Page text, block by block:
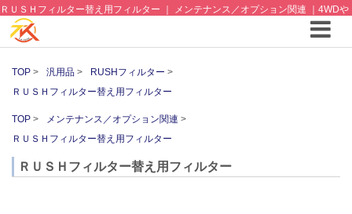
ＲＵＳＨフィルター替え用フィルター ｜ メンテナンス／オプション関連 ｜4WDや
SUVのカスタム パーツと12vクーラーから 車中泊/キャンピング部品までご提案の
T.K TECH 埼玉
TOP 汎用品
RUSHフィルター
ＲＵＳＨフィルター替え用フィルター
TOP
メンテナンス／オプション関連
ＲＵＳＨフィルター替え用フィルター
ＲＵＳＨフィルター替え用フィルター